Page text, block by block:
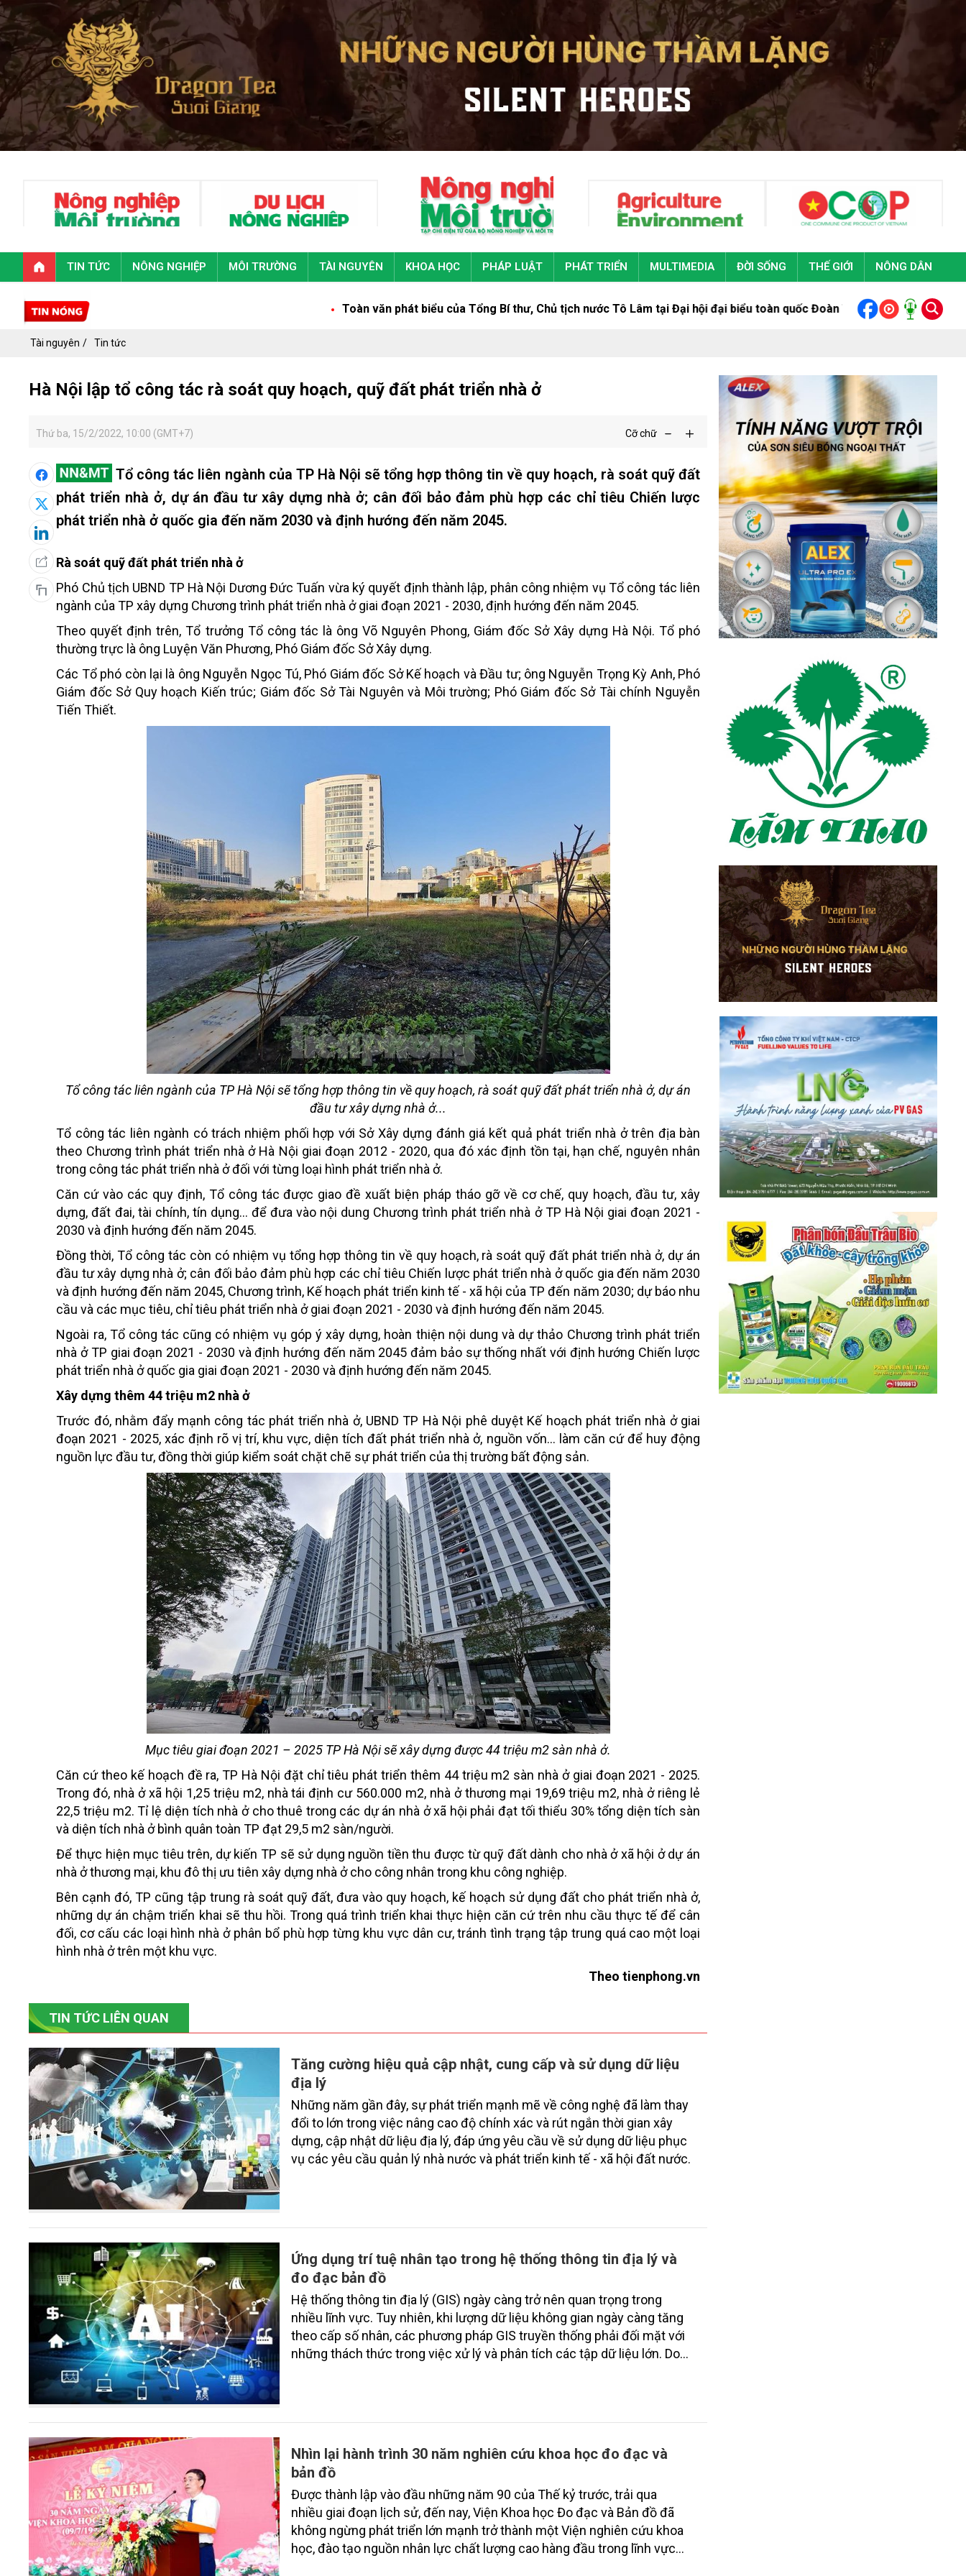
TIN TỨC NÔNG NGHIỆP MÔI TRƯỜNG TÀI NGUYÊN KHOA HỌC PHÁP LUẬT PHÁT TRIỂN MULTIMEDIA ĐỜI SỐNG THẾ GIỚI NÔNG DÂN
Toàn văn phát biểu của Tổng Bí thư, Chủ tịch nước Tô Lâm tại Đại hội đại biểu toàn quốc Đoàn Thanh niên cộng sản Hồ Chí Minh
Tài nguyên Tin tức
Hà Nội lập tổ công tác rà soát quy hoạch, quỹ đất phát triển nhà ở
Thứ ba, 15/2/2022, 10:00 (GMT+7) Cỡ chữ
Tổ công tác liên ngành của TP Hà Nội sẽ tổng hợp thông tin về quy hoạch, rà soát quỹ đất
phát triển nhà ở, dự án đầu tư xây dựng nhà ở; cân đối bảo đảm phù hợp các chỉ tiêu Chiến lược
phát triển nhà ở quốc gia đến năm 2030 và định hướng đến năm 2045.
Rà soát quỹ đất phát triển nhà ở
Phó Chủ tịch UBND TP Hà Nội Dương Đức Tuấn vừa ký quyết định thành lập, phân công nhiệm vụ Tổ công tác liên
ngành của TP xây dựng Chương trình phát triển nhà ở giai đoạn 2021 - 2030, định hướng đến năm 2045.
Theo quyết định trên, Tổ trưởng Tổ công tác là ông Võ Nguyên Phong, Giám đốc Sở Xây dựng Hà Nội. Tổ phó
thường trực là ông Luyện Văn Phương, Phó Giám đốc Sở Xây dựng.
Các Tổ phó còn lại là ông Nguyễn Ngọc Tú, Phó Giám đốc Sở Kế hoạch và Đầu tư; ông Nguyễn Trọng Kỳ Anh, Phó
Giám đốc Sở Quy hoạch Kiến trúc; Giám đốc Sở Tài Nguyên và Môi trường; Phó Giám đốc Sở Tài chính Nguyễn
Tiến Thiết.
Tổ công tác liên ngành của TP Hà Nội sẽ tổng hợp thông tin về quy hoạch, rà soát quỹ đất phát triển nhà ở, dự án
đầu tư xây dựng nhà ở...
Tổ công tác liên ngành có trách nhiệm phối hợp với Sở Xây dựng đánh giá kết quả phát triển nhà ở trên địa bàn
theo Chương trình phát triển nhà ở Hà Nội giai đoạn 2012 - 2020, qua đó xác định tồn tại, hạn chế, nguyên nhân
trong công tác phát triển nhà ở đối với từng loại hình phát triển nhà ở.
Căn cứ vào các quy định, Tổ công tác được giao đề xuất biện pháp tháo gỡ về cơ chế, quy hoạch, đầu tư, xây
dựng, đất đai, tài chính, tín dụng... để đưa vào nội dung Chương trình phát triển nhà ở TP Hà Nội giai đoạn 2021 -
2030 và định hướng đến năm 2045.
Đồng thời, Tổ công tác còn có nhiệm vụ tổng hợp thông tin về quy hoạch, rà soát quỹ đất phát triển nhà ở, dự án
đầu tư xây dựng nhà ở; cân đối bảo đảm phù hợp các chỉ tiêu Chiến lược phát triển nhà ở quốc gia đến năm 2030
và định hướng đến năm 2045, Chương trình, Kế hoạch phát triển kinh tế - xã hội của TP đến năm 2030; dự báo nhu
cầu và các mục tiêu, chỉ tiêu phát triển nhà ở giai đoạn 2021 - 2030 và định hướng đến năm 2045.
Ngoài ra, Tổ công tác cũng có nhiệm vụ góp ý xây dựng, hoàn thiện nội dung và dự thảo Chương trình phát triển
nhà ở TP giai đoạn 2021 - 2030 và định hướng đến năm 2045 đảm bảo sự thống nhất với định hướng Chiến lược
phát triển nhà ở quốc gia giai đoạn 2021 - 2030 và định hướng đến năm 2045.
Xây dựng thêm 44 triệu m2 nhà ở
Trước đó, nhằm đẩy mạnh công tác phát triển nhà ở, UBND TP Hà Nội phê duyệt Kế hoạch phát triển nhà ở giai
đoạn 2021 - 2025, xác định rõ vị trí, khu vực, diện tích đất phát triển nhà ở, nguồn vốn... làm căn cứ để huy động
nguồn lực đầu tư, đồng thời giúp kiểm soát chặt chẽ sự phát triển của thị trường bất động sản.
Mục tiêu giai đoạn 2021 – 2025 TP Hà Nội sẽ xây dựng được 44 triệu m2 sàn nhà ở.
Căn cứ theo kế hoạch đề ra, TP Hà Nội đặt chỉ tiêu phát triển thêm 44 triệu m2 sàn nhà ở giai đoạn 2021 - 2025.
Trong đó, nhà ở xã hội 1,25 triệu m2, nhà tái định cư 560.000 m2, nhà ở thương mại 19,69 triệu m2, nhà ở riêng lẻ
22,5 triệu m2. Tỉ lệ diện tích nhà ở cho thuê trong các dự án nhà ở xã hội phải đạt tối thiểu 30% tổng diện tích sàn
và diện tích nhà ở bình quân toàn TP đạt 29,5 m2 sàn/người.
Để thực hiện mục tiêu trên, dự kiến TP sẽ sử dụng nguồn tiền thu được từ quỹ đất dành cho nhà ở xã hội ở dự án
nhà ở thương mại, khu đô thị ưu tiên xây dựng nhà ở cho công nhân trong khu công nghiệp.
Bên cạnh đó, TP cũng tập trung rà soát quỹ đất, đưa vào quy hoạch, kế hoạch sử dụng đất cho phát triển nhà ở,
những dự án chậm triển khai sẽ thu hồi. Trong quá trình triển khai thực hiện căn cứ trên nhu cầu thực tế để cân
đối, cơ cấu các loại hình nhà ở phân bổ phù hợp từng khu vực dân cư, tránh tình trạng tập trung quá cao một loại
hình nhà ở trên một khu vực.
Theo tienphong.vn
TIN TỨC LIÊN QUAN
Tăng cường hiệu quả cập nhật, cung cấp và sử dụng dữ liệu
địa lý
Những năm gần đây, sự phát triển mạnh mẽ về công nghệ đã làm thay
đổi to lớn trong việc nâng cao độ chính xác và rút ngắn thời gian xây
dựng, cập nhật dữ liệu địa lý, đáp ứng yêu cầu về sử dụng dữ liệu phục
vụ các yêu cầu quản lý nhà nước và phát triển kinh tế - xã hội đất nước.
Ứng dụng trí tuệ nhân tạo trong hệ thống thông tin địa lý và
đo đạc bản đồ
Hệ thống thông tin địa lý (GIS) ngày càng trở nên quan trọng trong
nhiều lĩnh vực. Tuy nhiên, khi lượng dữ liệu không gian ngày càng tăng
theo cấp số nhân, các phương pháp GIS truyền thống phải đối mặt với
những thách thức trong việc xử lý và phân tích các tập dữ liệu lớn. Do
Nhìn lại hành trình 30 năm nghiên cứu khoa học đo đạc và
bản đồ
Được thành lập vào đầu những năm 90 của Thế kỷ trước, trải qua
nhiều giai đoạn lịch sử, đến nay, Viện Khoa học Đo đạc và Bản đồ đã
không ngừng phát triển lớn mạnh trở thành một Viện nghiên cứu khoa
học, đào tạo nguồn nhân lực chất lượng cao hàng đầu trong lĩnh vực